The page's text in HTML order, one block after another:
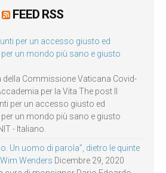
FEED RSS
per un accesso giusto ed
un mondo più sano e giusto
Commissione Vaticana Covid-
per la Vita The post Il
per un accesso giusto ed
un mondo più sano e giusto
- Italiano.
Un uomo di parola”, dietro le quinte
Wenders Dicembre 29, 2020